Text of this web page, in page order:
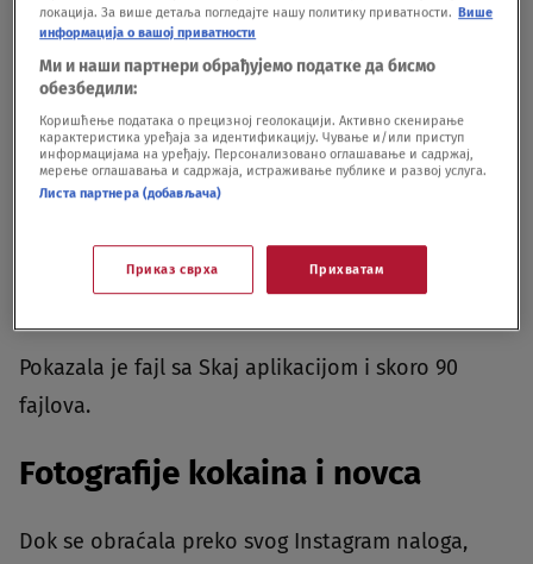
Filip Korać Foto:Rajko Ristić
Ona je istakla je vlast prvobitno sarađivala sa
kavačkim klanom, dok Veljko Belivuk nije
hale, a nakon toga je usledilo "otopljavanje"
odnosa sa suparničkim škaljarskim klanom.
Pokazala je fajl sa Skaj aplikacijom i skoro 90
fajlova.
Fotografije kokaina i novca
Dok se obraćala preko svog Instagram naloga,
локација. За више детаља погледајте нашу политику приватности. Више
информација о вашој приватности
Ми и наши партнери обрађујемо податке да бисмо
обезбедили:
Коришћење података о прецизној геолокацији. Активно скенирање
карактеристика уређаја за идентификацију. Чување и/или приступ
информацијама на уређају. Персонализовано оглашавање и садржај,
мерење оглашавања и садржаја, истраживање публике и развој услуга.
Листа партнера (добављача)
Приказ сврха Прихватам